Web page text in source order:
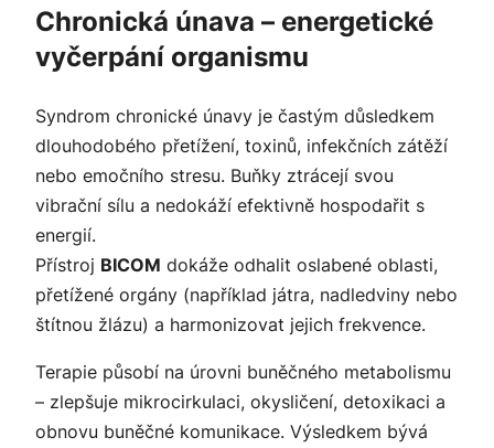
Chronická únava – energetické
vyčerpání organismu
Syndrom chronické únavy je častým důsledkem
dlouhodobého přetížení, toxinů, infekčních zátěží
nebo emočního stresu. Buňky ztrácejí svou
vibrační sílu a nedokáží efektivně hospodařit s
energií.
Přístroj BICOM dokáže odhalit oslabené oblasti,
přetížené orgány (například játra, nadledviny nebo
štítnou žlázu) a harmonizovat jejich frekvence.
Terapie působí na úrovni buněčného metabolismu
– zlepšuje mikrocirkulaci, okysličení, detoxikaci a
obnovu buněčné komunikace. Výsledkem bývá